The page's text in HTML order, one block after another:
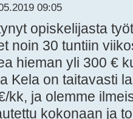
09:05
opiskelijasta
noin 30 tuntiin
hieman yli 300 €
Kela on taitavasti
kk, ja olemme
kokonaan ja